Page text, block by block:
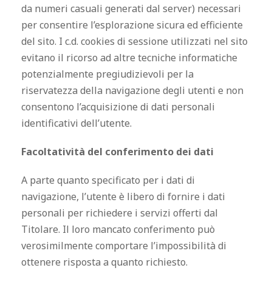
da numeri casuali generati dal server) necessari
per consentire l’esplorazione sicura ed efficiente
del sito. I c.d. cookies di sessione utilizzati nel sito
evitano il ricorso ad altre tecniche informatiche
potenzialmente pregiudizievoli per la
riservatezza della navigazione degli utenti e non
consentono l’acquisizione di dati personali
identificativi dell’utente.
Facoltatività del conferimento dei dati
A parte quanto specificato per i dati di
navigazione, l’utente è libero di fornire i dati
personali per richiedere i servizi offerti dal
Titolare. Il loro mancato conferimento può
verosimilmente comportare l’impossibilità di
ottenere risposta a quanto richiesto.